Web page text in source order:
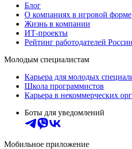
Блог
О компаниях в игровой форме
Жизнь в компании
ИТ-проекты
Рейтинг работодателей России
Молодым специалистам
Карьера для молодых
Школа программистов
Карьера в некоммерческих
Боты для уведомлений
Мобильное приложение